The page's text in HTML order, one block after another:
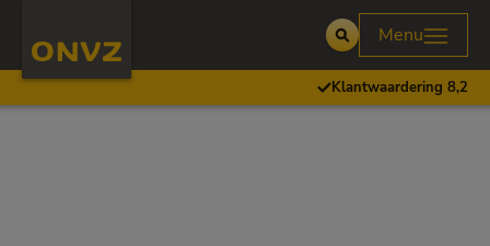
Open
Menu
Klantwaardering 8,2